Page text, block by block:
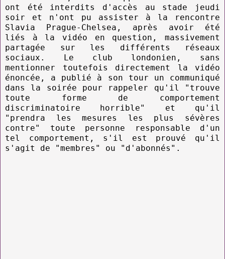
ont été interdits d'accès au stade jeudi
soir et n'ont pu assister à la rencontre
Slavia Prague-Chelsea, après avoir été
liés à la vidéo en question, massivement
partagée sur les différents réseaux
sociaux. Le club londonien, sans
mentionner toutefois directement la vidéo
énoncée, a publié à son tour un communiqué
dans la soirée pour rappeler qu'il "trouve
toute forme de comportement
discriminatoire horrible" et qu'il
"prendra les mesures les plus sévères
contre" toute personne responsable d'un
tel comportement, s'il est prouvé qu'il
s'agit de "membres" ou "d'abonnés".